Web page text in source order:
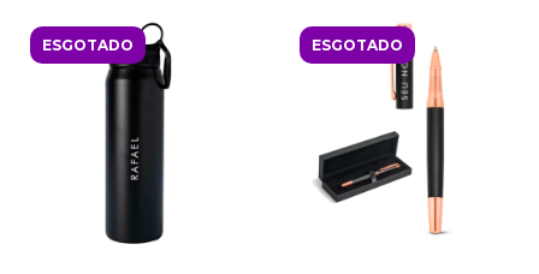
ESGOTADO ESGOTADO